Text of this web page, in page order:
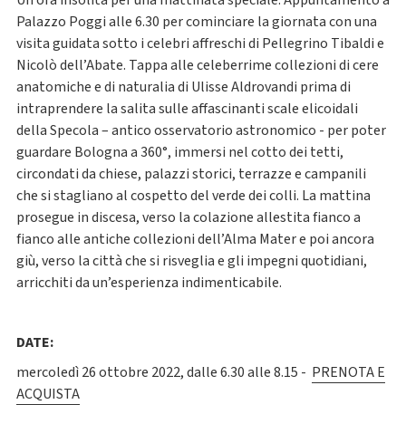
Palazzo Poggi alle 6.30 per cominciare la giornata con una
visita guidata sotto i celebri affreschi di Pellegrino Tibaldi e
Nicolò dell’Abate. Tappa alle celeberrime collezioni di cere
anatomiche e di naturalia di Ulisse Aldrovandi prima di
intraprendere la salita sulle affascinanti scale elicoidali
della Specola – antico osservatorio astronomico - per poter
guardare Bologna a 360°, immersi nel cotto dei tetti,
circondati da chiese, palazzi storici, terrazze e campanili
che si stagliano al cospetto del verde dei colli. La mattina
prosegue in discesa, verso la colazione allestita fianco a
fianco alle antiche collezioni dell’Alma Mater e poi ancora
giù, verso la città che si risveglia e gli impegni quotidiani,
arricchiti da un’esperienza indimenticabile.
DATE:
mercoledì 26 ottobre 2022, dalle 6.30 alle 8.15 - PRENOTA E
ACQUISTA